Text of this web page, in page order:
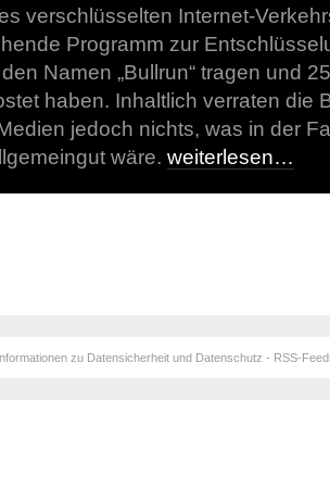
verschlüsselten Internet-
Programm zur
Namen „Bullrun“ tragen und
haben. Inhaltlich verraten die
jedoch nichts, was in der
wäre. weiterlesen…
zu Datensicherheit und Datenschutz - RSS-